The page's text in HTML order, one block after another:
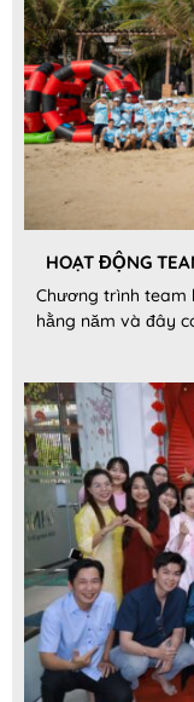
HOẠT ĐỘNG
Chương trình team
hằng năm và đây